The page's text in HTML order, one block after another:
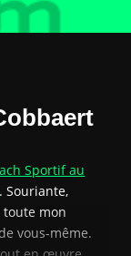
Sportif au
. Souriante,
mon
vous-même.